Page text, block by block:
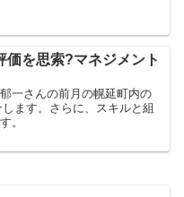
を思索?マネジメント
一さんの前月の幌延町内の
ます。さらに、スキルと組
。